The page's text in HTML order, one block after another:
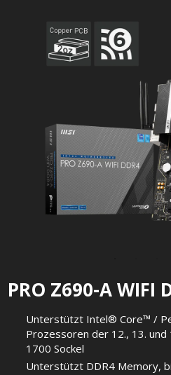
PRO Z690-A WIFI
Unterstützt Intel® Core™ /
Prozessoren der 12., 13. und
1700 Sockel
Unterstützt DDR4 Memory,